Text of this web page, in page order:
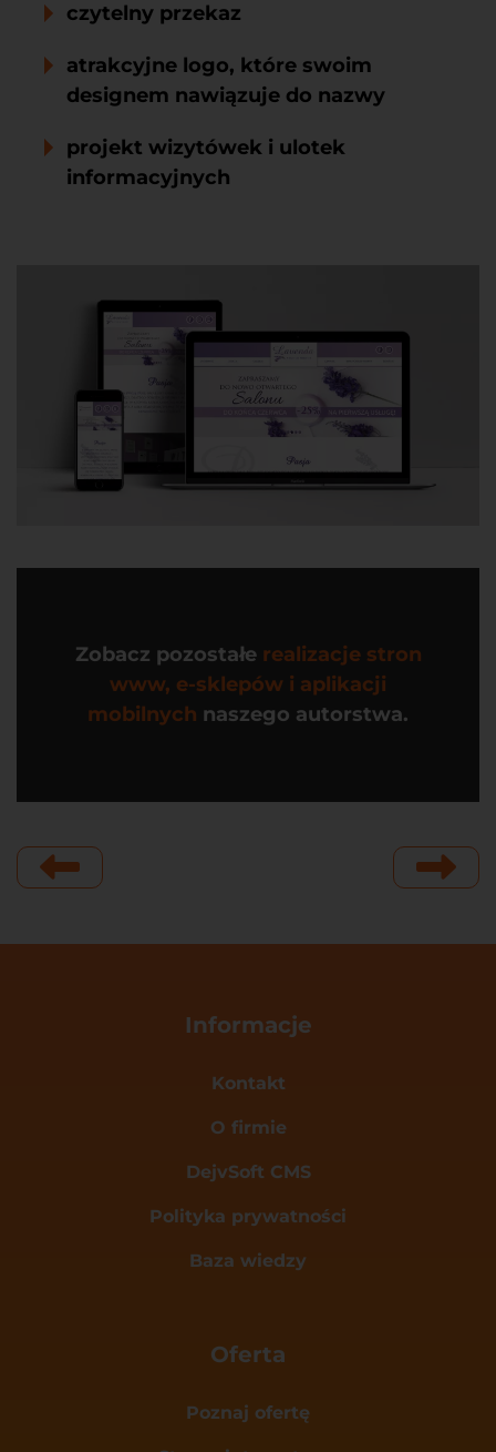
czytelny przekaz
atrakcyjne logo, które swoim
designem nawiązuje do nazwy
projekt wizytówek i ulotek
informacyjnych
Zobacz pozostałe realizacje stron
www, e-sklepów i aplikacji
mobilnych naszego autorstwa.
Informacje
Kontakt
O firmie
DejvSoft CMS
Polityka prywatności
Baza wiedzy
Oferta
Poznaj ofertę